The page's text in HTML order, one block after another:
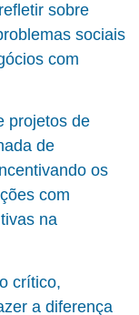
sobre
sociais
com
projetos de
de
os
com
na
crítico,
a diferença